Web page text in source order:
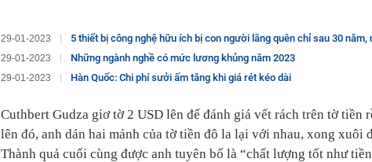
29-01-2023 5 thiết bị công nghệ hữu ích bị con người lãng quên chỉ sau 30 năm, nhìn lại bồi
29-01-2023 Những ngành nghề có mức lương khủng năm 2023
29-01-2023 Hàn Quốc: Chi phí sưởi ấm tăng khi giá rét kéo dài
Cuthbert Gudza giơ tờ 2 USD lên để đánh giá vết rách trên tờ tiền
lên đó, anh dán hai mảnh của tờ tiền đô la lại với nhau, xong xuôi
Thành quả cuối cùng được anh tuyên bố là “chất lượng tốt như